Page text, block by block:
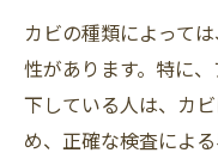
カビの種類によって
性があります。特に
下している人は、カ
め、正確な検査によ